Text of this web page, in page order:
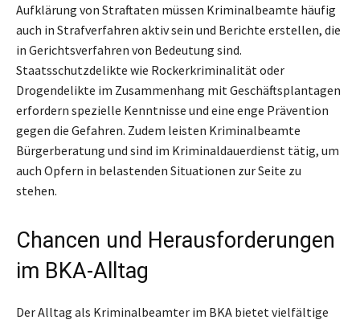
Aufklärung von Straftaten müssen Kriminalbeamte häufig
auch in Strafverfahren aktiv sein und Berichte erstellen, die
in Gerichtsverfahren von Bedeutung sind.
Staatsschutzdelikte wie Rockerkriminalität oder
Drogendelikte im Zusammenhang mit Geschäftsplantagen
erfordern spezielle Kenntnisse und eine enge Prävention
gegen die Gefahren. Zudem leisten Kriminalbeamte
Bürgerberatung und sind im Kriminaldauerdienst tätig, um
auch Opfern in belastenden Situationen zur Seite zu
stehen.
Chancen und Herausforderungen
im BKA-Alltag
Der Alltag als Kriminalbeamter im BKA bietet vielfältige